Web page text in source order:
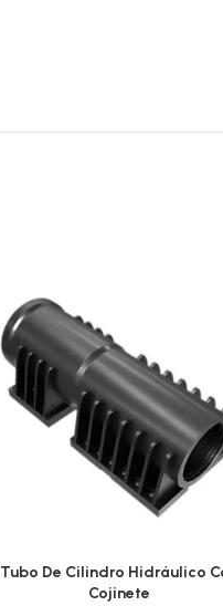
Tubo De Cilindro Hidráulico
Cojinete